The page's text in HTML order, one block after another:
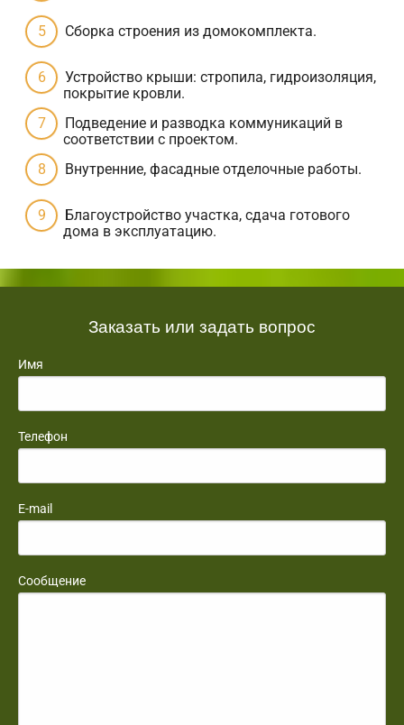
Сборка строения из домокомплекта.
Устройство крыши: стропила, гидроизоляция,
покрытие кровли.
Подведение и разводка коммуникаций в
соответствии с проектом.
Внутренние, фасадные отделочные работы.
Благоустройство участка, сдача готового
дома в эксплуатацию.
Заказать или задать вопрос
Имя
Телефон
E-mail
Сообщение